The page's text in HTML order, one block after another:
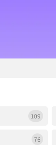
109
76